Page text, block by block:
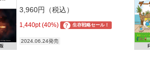
3,960円（税込）
1,440pt (40%) ? 生存戦略セール！
2024.06.24発売